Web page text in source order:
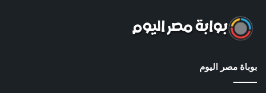
بوباة مصر اليوم